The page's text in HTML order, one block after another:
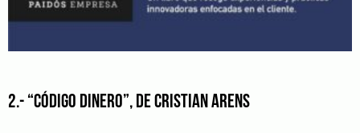
2.- “Código dinero”, de Cristian Arens